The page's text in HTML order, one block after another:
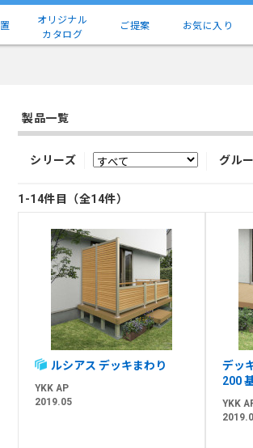
オリジナル
カタログ
ご提案 お気に入り
製品一覧
シリーズ グル
1-14件目（全14件）
ルシアス デッキまわり
YKK AP
2019.05
デッ
200
YKK